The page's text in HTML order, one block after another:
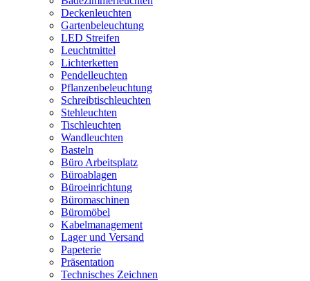
Deckenleuchten
Gartenbeleuchtung
LED Streifen
Leuchtmittel
Lichterketten
Pendelleuchten
Pflanzenbeleuchtung
Schreibtischleuchten
Stehleuchten
Tischleuchten
Wandleuchten
Basteln
Büro Arbeitsplatz
Büroablagen
Büroeinrichtung
Büromaschinen
Büromöbel
Kabelmanagement
Lager und Versand
Papeterie
Präsentation
Technisches Zeichnen